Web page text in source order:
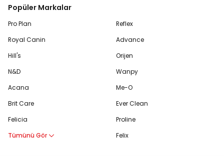
Popüler Markalar
Pro Plan
Royal Canin
Hill's
N&D
Acana
Brit Care
Felicia
Tümünü Gör
Reflex
Advance
Orijen
Wanpy
Me-O
Ever Clean
Proline
Felix